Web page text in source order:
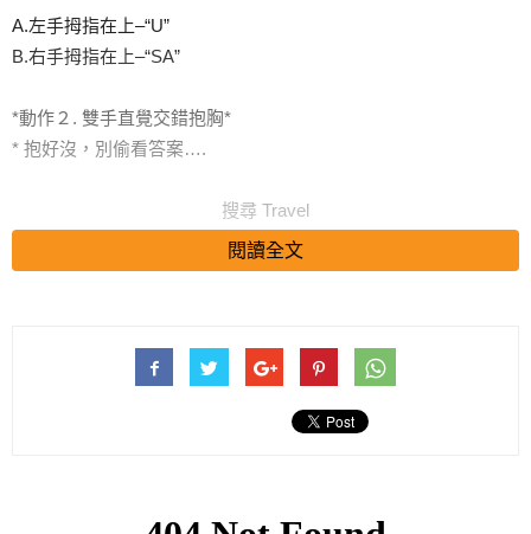
A.左手拇指在上–“U”
B.右手拇指在上–“SA”
*動作２. 雙手直覺交錯抱胸*
* 抱好沒，別偷看答案….
搜尋 Travel
A.右手臂在上–“U”
將動作1和動作2的結果（共兩個字）順序組合起來，你的結果
閱讀全文